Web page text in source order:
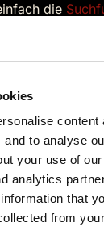
content
to analyse
your use of
analytics
that
from
die
zählt mit
neun größten
befindet
zur